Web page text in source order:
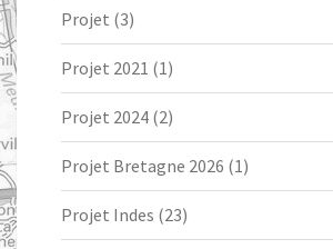
Projet (3)
Projet 2021 (1)
Projet 2024 (2)
Projet Bretagne 2026 (1)
Projet Indes (23)